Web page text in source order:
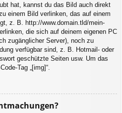
hat, kannst du das Bild auch direkt
einem Bild verlinken, das auf einem
z. B. http://www.domain.tld/mein-
die sich auf deinem eigenen PC
zugänglicher Server), noch zu
verfügbar sind, z. B. Hotmail- oder
geschützte Seiten usw. Um das
Tag „[img]“.